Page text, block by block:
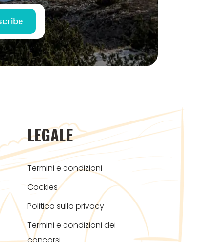
LEGALE
Termini e condizioni
Cookies
Politica sulla privacy
Termini e condizioni dei
concorsi